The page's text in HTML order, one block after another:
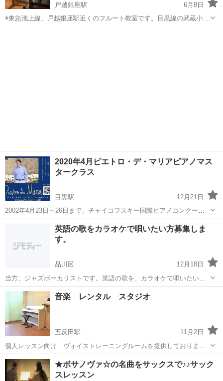
戸越銀座駅
6月8日
◉東急池上線、戸越銀座駅近くのフルート教室です。目黒線の武蔵小
2020年4月ピエトロ・デ・マリアピアノマス
タークラス
目黒駅
12月21日
2002年4月23日～26日まで、チャイコフスキー国際ピアノコンクール
批評家賞受賞、2017年ブゾーニ国際ピアノコンクール審査員、ザルツ
ブルク・モーツアルテウム大学ピアノ科教授のピエトロ・デ・マリア
先生をお迎えし東京でピアノ...
目黒駅
英語の歌をカラオケで唄いたい方募集しま
す。
品川区
12月18日
当方、ジャズボーカリストです。英語の歌を、カラオケで唄いたい方
を ご指導します。（英語の発音、発声方法）など～
東京 品川区 カラオケ ボーカリスト
音楽 レンタル スタジオ
五反田駅
11月2日
個人レッスン向け ヴォイストレーニングルームを提供しておりま
す。 ・定員2名 ・予約１h単位 １h 800円 ・機材 ピアノ、オーディ
オプレイヤー ・ギターのレッスンも可能です（アコースティックの
み） ・マイク...
東京 品川区 五反田駅 ボーカル レッスン
★ボサノヴァ☆の名曲をサックスで♪♪サック
スレッスン